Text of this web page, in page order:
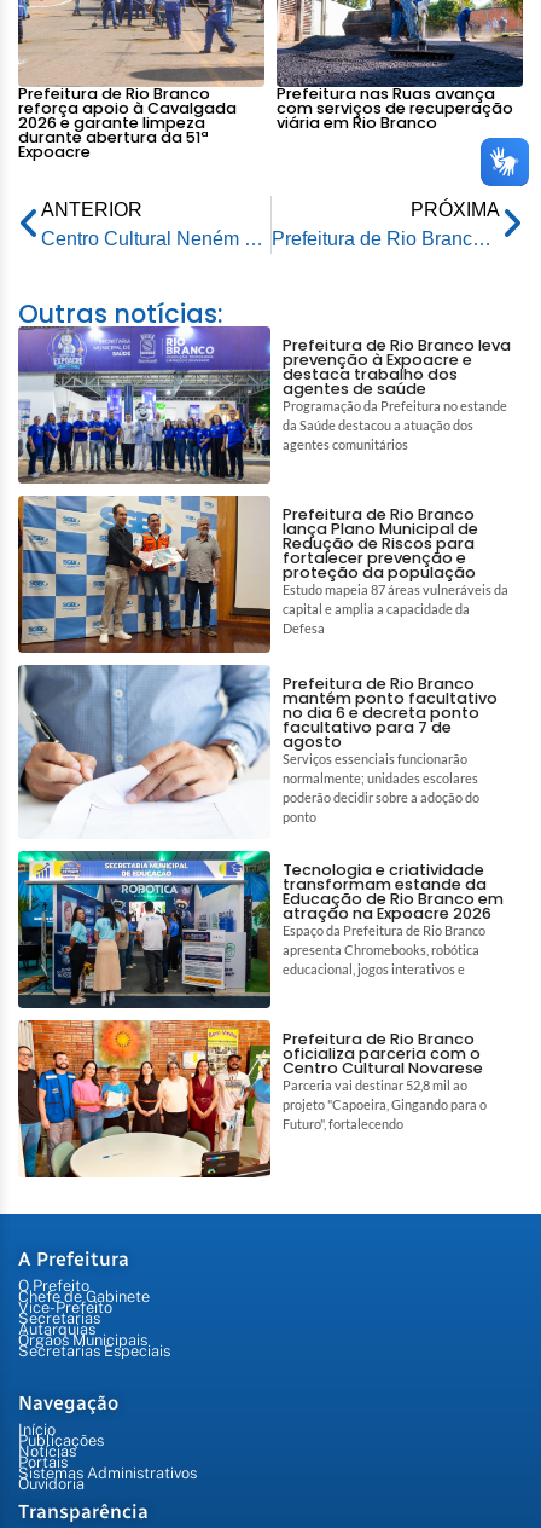
Prefeitura de Rio Branco
reforça apoio à Cavalgada
2026 e garante limpeza
durante abertura da 51ª
Expoacre
Prefeitura nas Ruas avança
com serviços de recuperação
viária em Rio Branco
ANTERIOR
Centro Cultural Neném Sombra recebe ações de saúde para a comunidade
PRÓXIMA
Prefeitura de Rio Branco apresenta Plano Operacional para eventuais alagações
Outras notícias:
Prefeitura de Rio Branco leva
prevenção à Expoacre e
destaca trabalho dos
agentes de saúde
Programação da Prefeitura no estande
da Saúde destacou a atuação dos
agentes comunitários
Prefeitura de Rio Branco
lança Plano Municipal de
Redução de Riscos para
fortalecer prevenção e
proteção da população
Estudo mapeia 87 áreas vulneráveis da
capital e amplia a capacidade da
Defesa
Prefeitura de Rio Branco
mantém ponto facultativo
no dia 6 e decreta ponto
facultativo para 7 de
agosto
Serviços essenciais funcionarão
normalmente; unidades escolares
poderão decidir sobre a adoção do
ponto
Tecnologia e criatividade
transformam estande da
Educação de Rio Branco em
atração na Expoacre 2026
Espaço da Prefeitura de Rio Branco
apresenta Chromebooks, robótica
educacional, jogos interativos e
Prefeitura de Rio Branco
oficializa parceria com o
Centro Cultural Novarese
Parceria vai destinar 52,8 mil ao
projeto "Capoeira, Gingando para o
Futuro", fortalecendo
A Prefeitura
O Prefeito
Chefe de Gabinete
Vice-Prefeito
Secretarias
Autarquias
Órgãos Municipais
Secretarias Especiais
Navegação
Início
Publicações
Notícias
Portais
Sistemas Administrativos
Ouvidoria
Transparência